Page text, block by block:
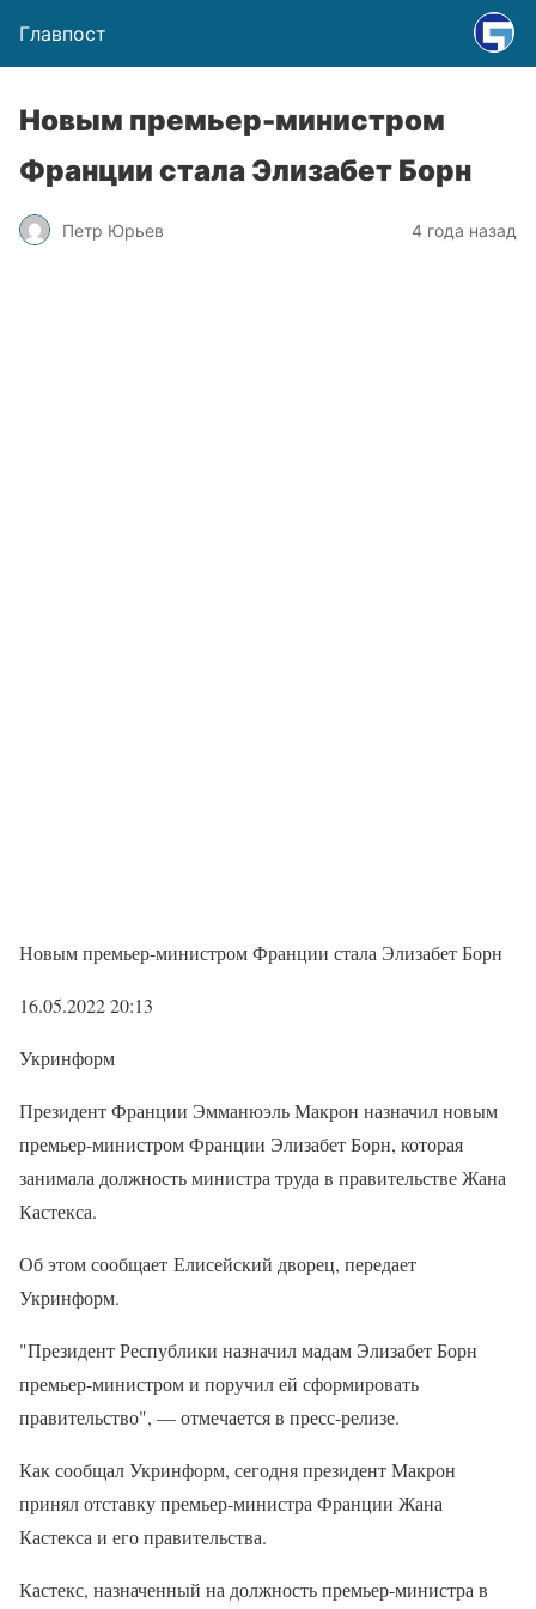
Главпост
Новым премьер-министром
Франции стала Элизабет Борн
Петр Юрьев 4 года назад
Новым премьер-министром Франции стала Элизабет Борн
16.05.2022 20:13
Укринформ
Президент Франции Эмманюэль Макрон назначил новым
премьер-министром Франции Элизабет Борн, которая
занимала должность министра труда в правительстве Жана
Кастекса.
Об этом сообщает Елисейский дворец, передает
Укринформ.
"Президент Республики назначил мадам Элизабет Борн
премьер-министром и поручил ей сформировать
правительство", — отмечается в пресс-релизе.
Как сообщал Укринформ, сегодня президент Макрон
принял отставку премьер-министра Франции Жана
Кастекса и его правительства.
Кастекс, назначенный на должность премьер-министра в